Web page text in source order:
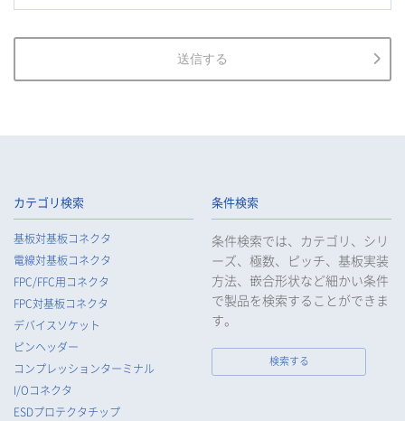
れている場合を除き、お客様等の個人情報の利用目的を通知又
当社は、お客様等の個人データについて、不正アクセス、漏え
い、滅失又は毀損等の防止に努め、個人データの管理のために
られるよう、必要かつ適切な監督を行います。
様等の個人データの安全管理が図られるよう必要かつ適切な監
督を行います。
当社は、法令で例外として定められている場合を除き、お客様
等の個人データをあらかじめ、ご本人の同意を得ることなく第
三者に提供することはいたしません。
当社は、法令で不要とされている場合を除き、第三者に個人デ
ータを提供したとき、又は受けたときは、法令で定められた確
認・記録義務を適正に履行いたします。
送信する
カテゴリ検索
基板対基板コネクタ
電線対基板コネクタ
FPC/FFC用コネクタ
FPC対基板コネクタ
デバイスソケット
ピンヘッダー
コンプレッションターミナル
I/Oコネクタ
ESDプロテクタチップ
条件検索
条件検索では、カテゴリ、シリ
ーズ、極数、ピッチ、基板実装
方法、嵌合形状など細かい条件
で製品を検索することができま
す。
検索する